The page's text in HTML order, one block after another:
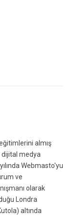
almış
dijital medya
Webmasto'yu
ve
olarak
Londra
altında